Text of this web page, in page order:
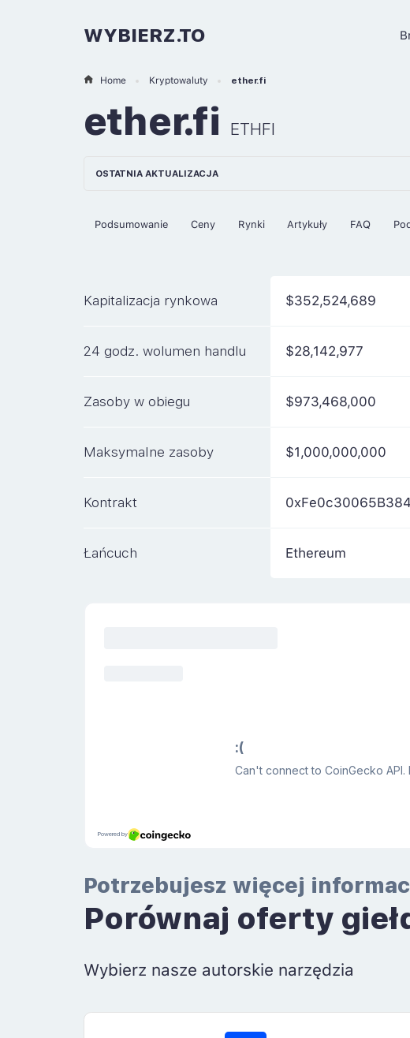
WYBIERZ.TO
Home Kryptowaluty ether.fi
ether.fi ETHFI
OSTATNIA AKTUALIZACJA
Podsumowanie Ceny Rynki Artykuły FAQ
Kapitalizacja rynkowa $352,524,689
24 godz. wolumen handlu $28,142,977
Zasoby w obiegu $973,468,000
Maksymalne zasoby $1,000,000,000
Kontrakt
Łańcuch Ethereum
Potrzebujesz więcej
Porównaj oferty
Wybierz nasze autorskie narzędzia